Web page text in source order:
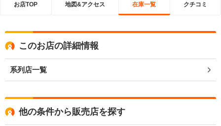
お店TOP 地図&アクセス 在庫一覧 クチコミ
このお店の詳細情報
系列店一覧
他の条件から販売店を探す